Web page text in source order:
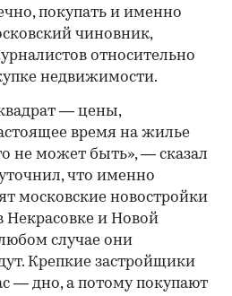
покупать и именно
чиновник,
относительно
недвижимости.
— цены,
время на жилье
не может быть», — сказал
что именно
московские новостройки
Некрасовке и Новой
случае они
Крепкие застройщики
— дно, а потому покупают